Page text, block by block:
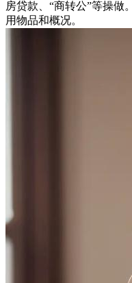
房贷款、“商转公”等操做
用物品和概况。